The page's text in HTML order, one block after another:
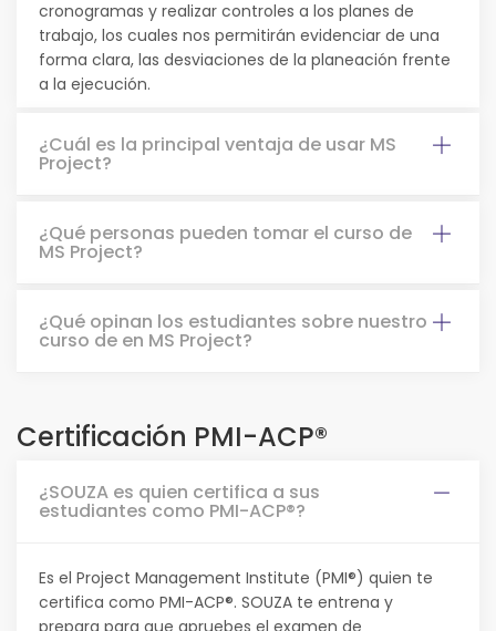
cronogramas y realizar controles a los planes de
trabajo, los cuales nos permitirán evidenciar de una
forma clara, las desviaciones de la planeación frente
a la ejecución.
¿Cuál es la principal ventaja de usar MS
Project?
¿Qué personas pueden tomar el curso de
MS Project?
¿Qué opinan los estudiantes sobre nuestro
curso de en MS Project?
Certificación PMI-ACP®
¿SOUZA es quien certifica a sus
estudiantes como PMI-ACP®?
Es el Project Management Institute (PMI®) quien te
certifica como PMI-ACP®. SOUZA te entrena y
prepara para que apruebes el examen de